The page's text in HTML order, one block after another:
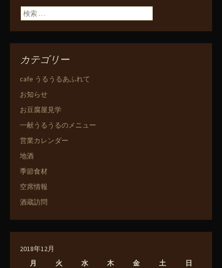
ン
検索:
カテゴリー
cafe うるうるあふれて
お知らせ
お豆腐屋見学
一献うるうるのメニュー
営業カレンダー
地酒
季節食材
空席情報
酒蔵訪問
2018年12月
月
火 水 木 金 土 日